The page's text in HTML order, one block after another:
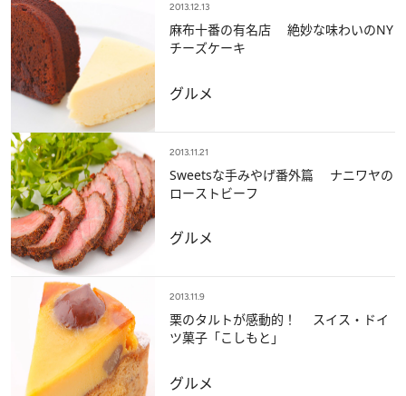
2013.12.13
麻布十番の有名店 絶妙な味わいのNY
チーズケーキ
グルメ
2013.11.21
Sweetsな手みやげ番外篇 ナニワヤの
ローストビーフ
グルメ
2013.11.9
栗のタルトが感動的！ スイス・ドイ
ツ菓子「こしもと」
グルメ